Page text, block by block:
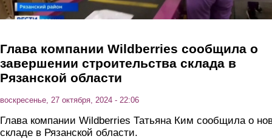
Глава компании Wildberries сообщила о
завершении строительства склада в
Рязанской области
воскресенье, 27 октября, 2024 - 22:06
Глава компании Wildberries Татьяна Ким сообщила о
складе в Рязанской области.